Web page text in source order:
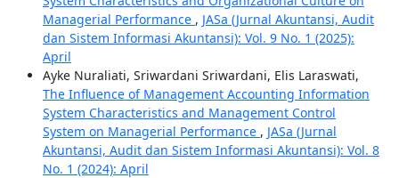
Managerial Performance , JASa (Jurnal Akuntansi, Audit
dan Sistem Informasi Akuntansi): Vol. 9 No. 1 (2025):
April
Ayke Nuraliati, Sriwardani Sriwardani, Elis Laraswati,
The Influence of Management Accounting Information
System Characteristics and Management Control
System on Managerial Performance , JASa (Jurnal
Akuntansi, Audit dan Sistem Informasi Akuntansi): Vol. 8
No. 1 (2024): April